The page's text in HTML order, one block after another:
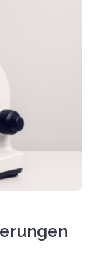
die
der
sie auch in
Hentschel-
Geehrt
oder eine
zum Thema